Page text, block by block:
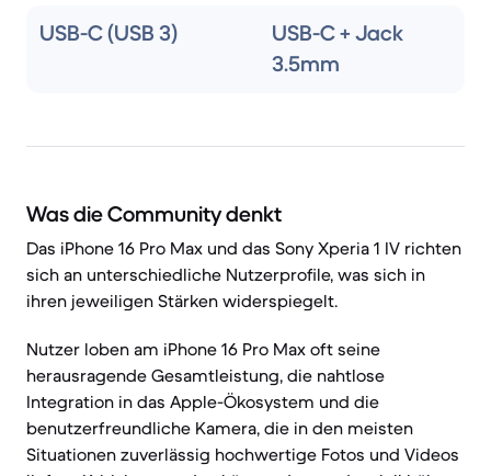
USB-C (USB 3)
USB-C + Jack
3.5mm
Was die Community denkt
Das iPhone 16 Pro Max und das Sony Xperia 1 IV richten
sich an unterschiedliche Nutzerprofile, was sich in
ihren jeweiligen Stärken widerspiegelt.
Nutzer loben am iPhone 16 Pro Max oft seine
herausragende Gesamtleistung, die nahtlose
Integration in das Apple-Ökosystem und die
benutzerfreundliche Kamera, die in den meisten
Situationen zuverlässig hochwertige Fotos und Videos